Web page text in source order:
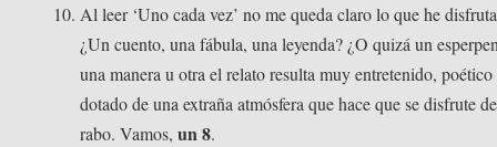
Al leer ‘Uno cada vez’ no me queda claro lo que he
¿Un cuento, una fábula, una leyenda? ¿O quizá un
una manera u otra el relato resulta muy entretenido,
dotado de una extraña atmósfera que hace que se disfrute
rabo. Vamos,un 8.